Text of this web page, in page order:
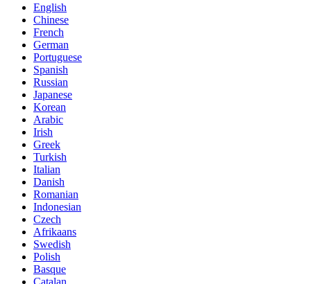
English
Chinese
French
German
Portuguese
Spanish
Russian
Japanese
Korean
Arabic
Irish
Greek
Turkish
Italian
Danish
Romanian
Indonesian
Czech
Afrikaans
Swedish
Polish
Basque
Catalan